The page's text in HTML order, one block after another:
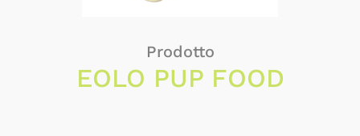
Prodotto
EOLO PUP FOOD